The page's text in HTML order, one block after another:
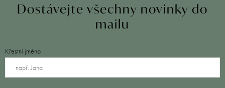
Dostávejte všechny novinky do
mailu
Křestní jméno